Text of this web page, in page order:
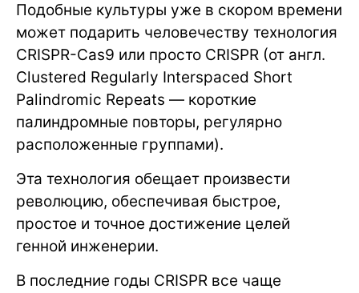
Подобные культуры уже в скором времени
может подарить человечеству технология
CRISPR-Cas9 или просто CRISPR (от англ.
Clustered Regularly Interspaced Short
Palindromic Repeats — короткие
палиндромные повторы, регулярно
расположенные группами).
Эта технология обещает произвести
революцию, обеспечивая быстрое,
простое и точное достижение целей
генной инженерии.
В последние годы CRISPR все чаще